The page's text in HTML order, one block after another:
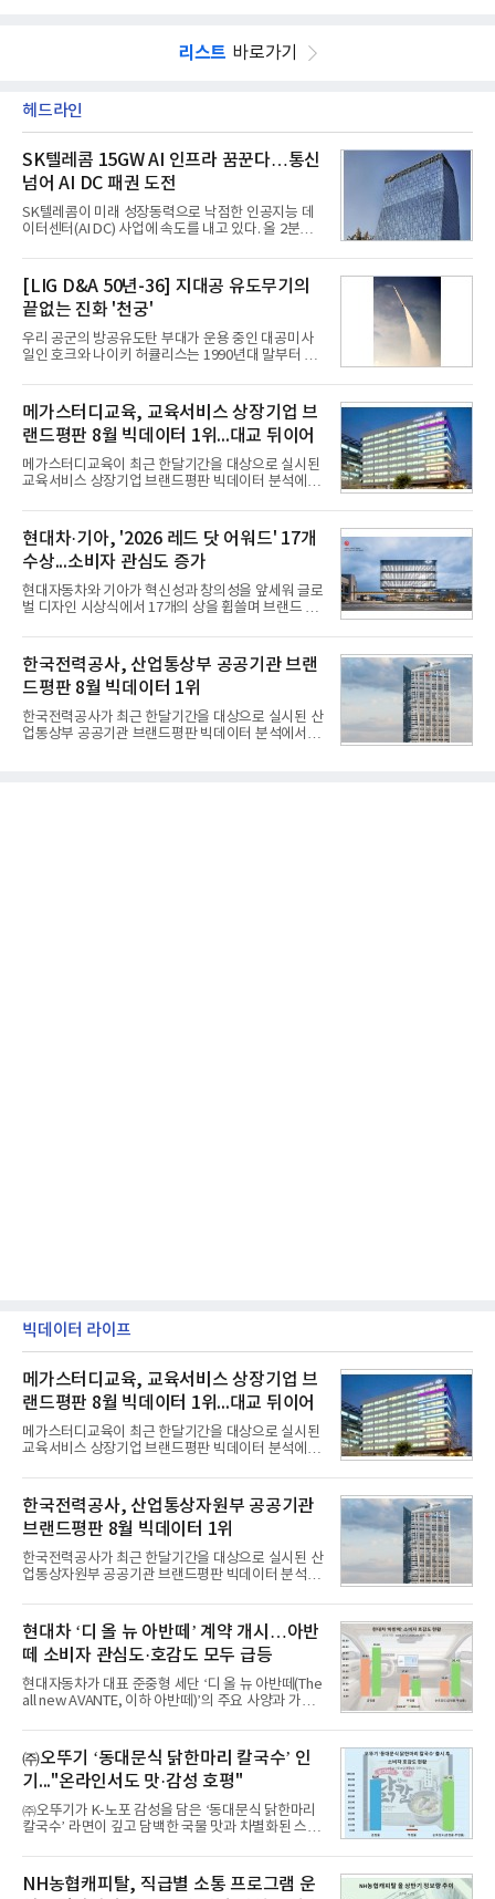
리스트 바로가기
헤드라인
SK텔레콤 15GW AI 인프라 꿈꾼다…통신
넘어 AI DC 패권 도전
SK텔레콤이 미래 성장동력으로 낙점한 인공지능 데
이터센터(AI DC) 사업에 속도를 내고 있다. 올 2분기
는 2035년까지 총 15GW(기가와트) 규모의 AI DC를
구축하겠다는 대형 청사진을 제시하면서다. 이에 따
라 경쟁 구도 역시 이동통신사인 KT, LG유플러스를
넘어 네이버, 삼성SDS 등 IT 인프라 기업으로 확장되
고 있다.7일 SK텔레콤에 따르면 회사는 올해 2분기
연결 기준 매출 4조 3591억원, 영업이익 5660억원을
기록했다. 매출은 전년 동기 대비 0.5%, 영업이익은
따른 기저효과가 실
[LIG D&A 50년-36] 지대공 유도무기의
끝없는 진화 '천궁'
우리 공군의 방공유도탄 부대가 운용 중인 대공미사
일인 호크와 나이키 허큘리스는 1990년대 말부터 성
기존 미사일체계를 대체할 중고도 및 중거리 대공미
사일을 개발하기로 결정했다.처음 KM-SAM 사업으로
불린 이 사업의 명칭은 호크(Iron Hawk, 철매)를 대체
한다는 의미에서 ‘철매Ⅱ’ 로 정해졌다. 철매Ⅱ 개발
사업은 미사일체계 완성 후인 2011년 ‘천궁(天弓)’으
로 다시 장비명이 바뀌었다. 17개 업체와 관련 기관이
참여한 가운데 LIG 넥스원은 탐색 개발에서 체계개발
인 천궁
메가스터디교육, 교육서비스 상장기업 브
랜드평판 8월 빅데이터 1위...대교 뒤이어
메가스터디교육이 최근 한달기간을 대상으로 실시된
교육서비스 상장기업 브랜드평판 빅데이터 분석에서
일 한국기업평판연구소(소장 구창환)는 국내 교육서
비스 상장기업 브랜드를 대상으로 지난 7월 7일부터
8월 7일까지 수집된 소비자 빅데이터 10,074,233건
을 분석한 결과, 메가스터디교육이 브랜드평판지수
1,710,926을 기록하며 8월 1위에 올랐다고 밝혔다.
분석에 활용된 빅데이터는 지난 7월(9,491,206건) 대
비 6.14% 증가한 수치로, 교육서비스 상장기업 브랜
디교육, 대교, 디지
현대차·기아, '2026 레드 닷 어워드' 17개
수상...소비자 관심도 증가
현대자동차와 기아가 혁신성과 창의성을 앞세워 글로
벌 디자인 시상식에서 17개의 상을 휩쓸며 브랜드 경
레드 닷 어워드: 브랜드 & 커뮤니케이션 디자인 부문
(Red Dot Design Award: Brand &
Communication Design)'에서 최우수상 2개, 본상
15개를 수상했다고 7일 밝혔다.'레드 닷 어워드'는 독
일 iF, 미국 IDEA와 함께 세계 3대 디자인 시상식으로
손꼽히는 세계 최대 규모의 디자인 공모전이다. 독일
노르트라인 베스트팔렌 디자인센터(Design
한국전력공사, 산업통상부 공공기관 브랜
드평판 8월 빅데이터 1위
한국전력공사가 최근 한달기간을 대상으로 실시된 산
업통상부 공공기관 브랜드평판 빅데이터 분석에서 1
빅데이터 라이프
메가스터디교육, 교육서비스 상장기업 브
랜드평판 8월 빅데이터 1위...대교 뒤이어
메가스터디교육이 최근 한달기간을 대상으로 실시된
교육서비스 상장기업 브랜드평판 빅데이터 분석에서
일 한국기업평판연구소(소장 구창환)는 국내 교육서
비스 상장기업 브랜드를 대상으로 지난 7월 7일부터
8월 7일까지 수집된 소비자 빅데이터 10,074,233건
을 분석한 결과, 메가스터디교육이 브랜드평판지수
1,710,926을 기록하며 8월 1위에 올랐다고 밝혔다.
분석에 활용된 빅데이터는 지난 7월(9,491,206건) 대
비 6.14% 증가한 수치로, 교육서비스 상장기업 브랜
디교육, 대교, 디지
한국전력공사, 산업통상자원부 공공기관
브랜드평판 8월 빅데이터 1위
한국전력공사가 최근 한달기간을 대상으로 실시된 산
업통상자원부 공공기관 브랜드평판 빅데이터 분석에
이 순으로 뒤를 이었다.7일 한국기업평판연구소(소장
구창환)는 산업통상자원부 공공기관 41개 브랜드를
대상으로 지난 7월 7일부터 8월 7일까지 수집된 소비
자 빅데이터 91,102,549건을 분석한 결과, 한국전력
공사가 브랜드평판지수 10,670,633을 기록하며 8월
1위에 올랐다고 밝혔다. 분석에 활용된 빅데이터는 지
난 7월(88,893,823건) 대비 2.48% 증가한 수치다.연
수력원자력, 한국석
현대차 ‘디 올 뉴 아반떼’ 계약 개시…아반
떼 소비자 관심도·호감도 모두 급등
현대자동차가 대표 준중형 세단 ‘디 올 뉴 아반떼(The
all new AVANTE, 이하 아반떼)’의 주요 사양과 가격
떼는 6년 만에 선보이는 8세대 완전변경 모델로, ▲정
교한 선과 면을 중심으로 완성한 파격적인 디자인 ▲
과거 중형 세단 수준으로 확대된 차체 제원 ▲글로벌
최고 수준의 안전성 ▲성능과 효율을 동시에 높인 주
행 완성도 ▲첨단 편의 및 디지털 사양 적용 등을 통해
글로벌 준중형 세단의 새로운 기준을 세웠다.아반떼
는 가솔린 2.0과 1.6 하이브리드 두 가지 파워트레인
넘
㈜오뚜기 ‘동대문식 닭한마리 칼국수’ 인
기..."온라인서도 맛·감성 호평"
㈜오뚜기가 K-노포 감성을 담은 ‘동대문식 닭한마리
칼국수’ 라면이 깊고 담백한 국물 맛과 차별화된 스토
혔다.‘동대문식 닭한마리 칼국수’는 예상을 뛰어넘는
소비자 호응에 힘입어 지난 7월 13일 첫 선을 보인 지
단 18일 만에 누적 판매량 50만 개를 돌파하는 성과를
NH농협캐피탈, 직급별 소통 프로그램 운